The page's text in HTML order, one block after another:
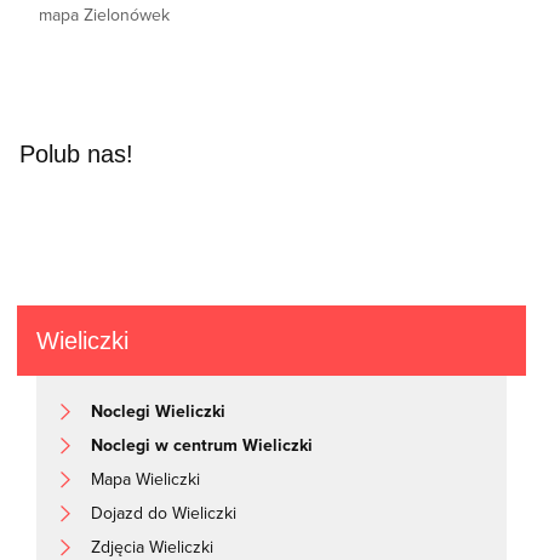
mapa Zielonówek
Polub nas!
Wieliczki
Noclegi Wieliczki
Noclegi w centrum Wieliczki
Mapa Wieliczki
Dojazd do Wieliczki
Zdjęcia Wieliczki